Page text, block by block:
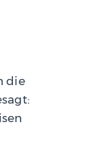
die